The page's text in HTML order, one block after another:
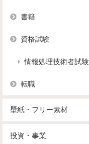
書籍
資格試験
情報処理技術者試験
転職
壁紙・フリー素材
投資・事業